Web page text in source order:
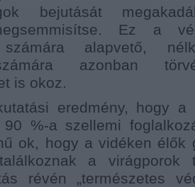
bejutását
Ez a
számára alapvető,
azonban
is okoz.
eredmény, hogy a
%-a szellemi
ok, hogy a vidéken élők
a
révén „természetes